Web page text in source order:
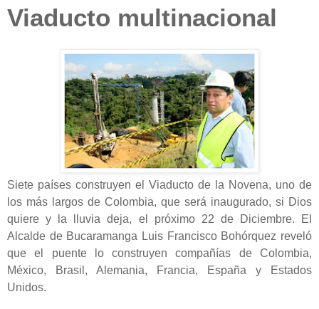
Viaducto multinacional
Siete países construyen el Viaducto de la Novena, uno de
los más largos de Colombia, que será inaugurado, si Dios
quiere y la lluvia deja, el próximo 22 de Diciembre. El
Alcalde de Bucaramanga Luis Francisco Bohórquez reveló
que el puente lo construyen compañías de Colombia,
México, Brasil, Alemania, Francia, España y Estados
Unidos.